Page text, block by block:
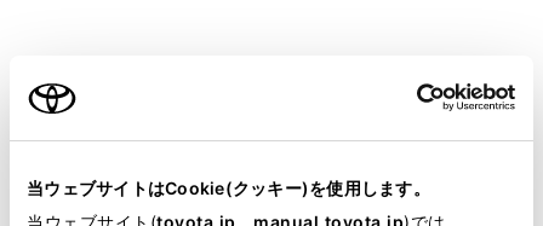
当ウェブサイトはCookie(クッキー)を使用します。
当ウェブサイト(toyota.jp manual.toyota.jp)では